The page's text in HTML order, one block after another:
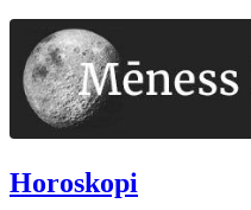
Horoskopi